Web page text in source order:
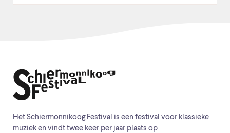
Het Schiermonnikoog Festival is een festival voor klassieke
muziek en vindt twee keer per jaar plaats op